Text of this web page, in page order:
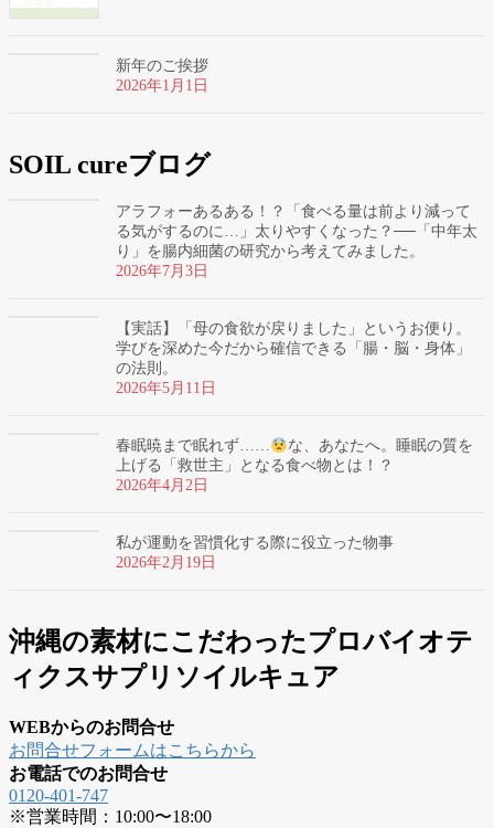
新年のご挨拶
2026年1月1日
SOIL cureブログ
アラフォーあるある！？「食べる量は前より減って
る気がするのに…」太りやすくなった？──「中年太
り」を腸内細菌の研究から考えてみました。
2026年7月3日
【実話】「母の食欲が戻りました」というお便り。
学びを深めた今だから確信できる「腸・脳・身体」
の法則。
2026年5月11日
春眠暁まで眠れず……
な、あなたへ。睡眠の質を
上げる「救世主」となる食べ物とは！？
2026年4月2日
私が運動を習慣化する際に役立った物事
2026年2月19日
沖縄の素材にこだわったプロバイオテ
ィクスサプリソイルキュア
WEBからのお問合せ
お問合せフォームはこちらから
お電話でのお問合せ
0120-401-747
※営業時間：10:00〜18:00